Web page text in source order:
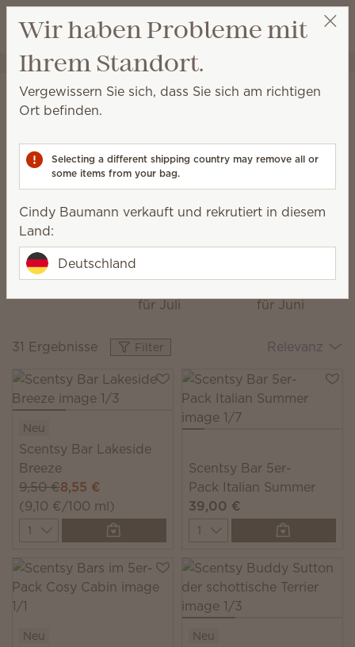
Wunschliste
Warenkorb
Cindy Baumann Party auswählen
Das Monatsspecial
Das Monatsspecial
frisches Dekor und exklusive Stücke.
Hüttenzauber
Das
Monatsspecial
für August
Ein
Sommer
Monatsspecial
für Juli
Blooming
Santal
Monatsspecial
für Juni
31 Ergebnisse Filter Relevanz
Neu
Scentsy Bar Lakeside
Breeze
9,50 €8,55 €
(9,10 €/100 ml)
Quantity
Scentsy Bar 5er-
Pack Italian Summer
39,00 €
Quantity
Neu Neu
Wir haben Probleme mit
Ihrem Standort.
Vergewissern Sie sich, dass Sie sich am richtigen
Ort befinden.
Selecting a different shipping country may remove all or
some items from your bag.
Cindy Baumann verkauft und rekrutiert in diesem
Land:
Deutschland